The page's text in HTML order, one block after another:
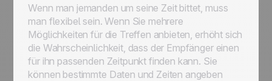
Wenn man jemanden um seine Zeit bittet, muss
man flexibel sein. Wenn Sie mehrere
Möglichkeiten für die Treffen anbieten, erhöht sich
die Wahrscheinlichkeit, dass der Empfänger einen
für ihn passenden Zeitpunkt finden kann. Sie
können bestimmte Daten und Zeiten angeben